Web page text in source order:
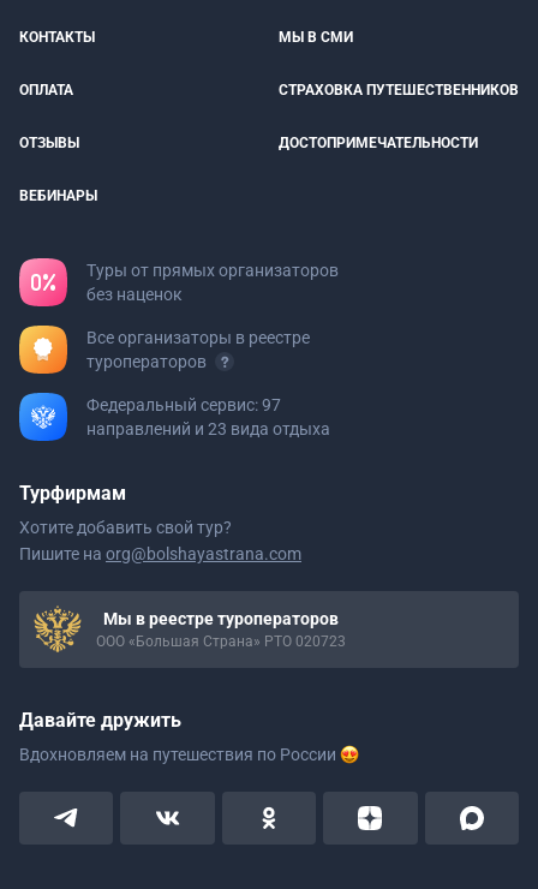
КОНТАКТЫ МЫ В СМИ
ОПЛАТА СТРАХОВКА ПУТЕШЕСТВЕННИКОВ
ОТЗЫВЫ ДОСТОПРИМЕЧАТЕЛЬНОСТИ
ВЕБИНАРЫ
Туры от прямых организаторов
без наценок
Все организаторы в реестре
туроператоров
Федеральный сервис: 97
направлений и 23 вида отдыха
Турфирмам
Хотите добавить свой тур?
Пишите на org@bolshayastrana.com
Мы в реестре туроператоров
ООО «Большая Страна» РТО 020723
Давайте дружить
Вдохновляем на путешествия по России